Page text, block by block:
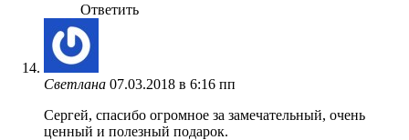
Ответить
Светлана 07.03.2018 в 6:16 пп
Сергей, спасибо огромное за замечательный, очень
ценный и полезный подарок.